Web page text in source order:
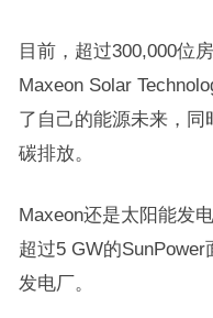
目前，超过300,000位
Maxeon Solar
了自己的能源未来，同
碳排放。
Maxeon还是太阳能发
超过5 GW的
发电厂。